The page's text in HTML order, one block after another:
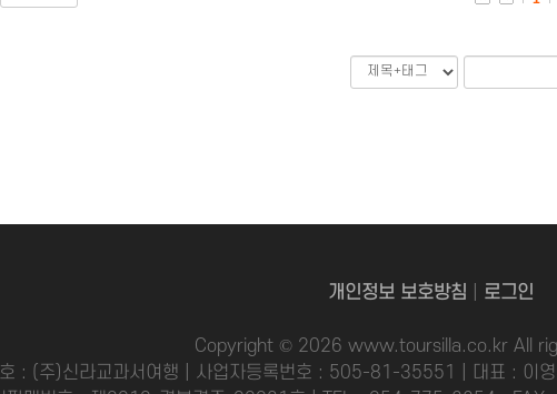
개인정보 보호방침 로그인
Copyright © 2026 www.toursilla.co.kr All
: (주)신라교과서여행 | 사업자등록번호 : 505-81-35551 | 대표 : 이